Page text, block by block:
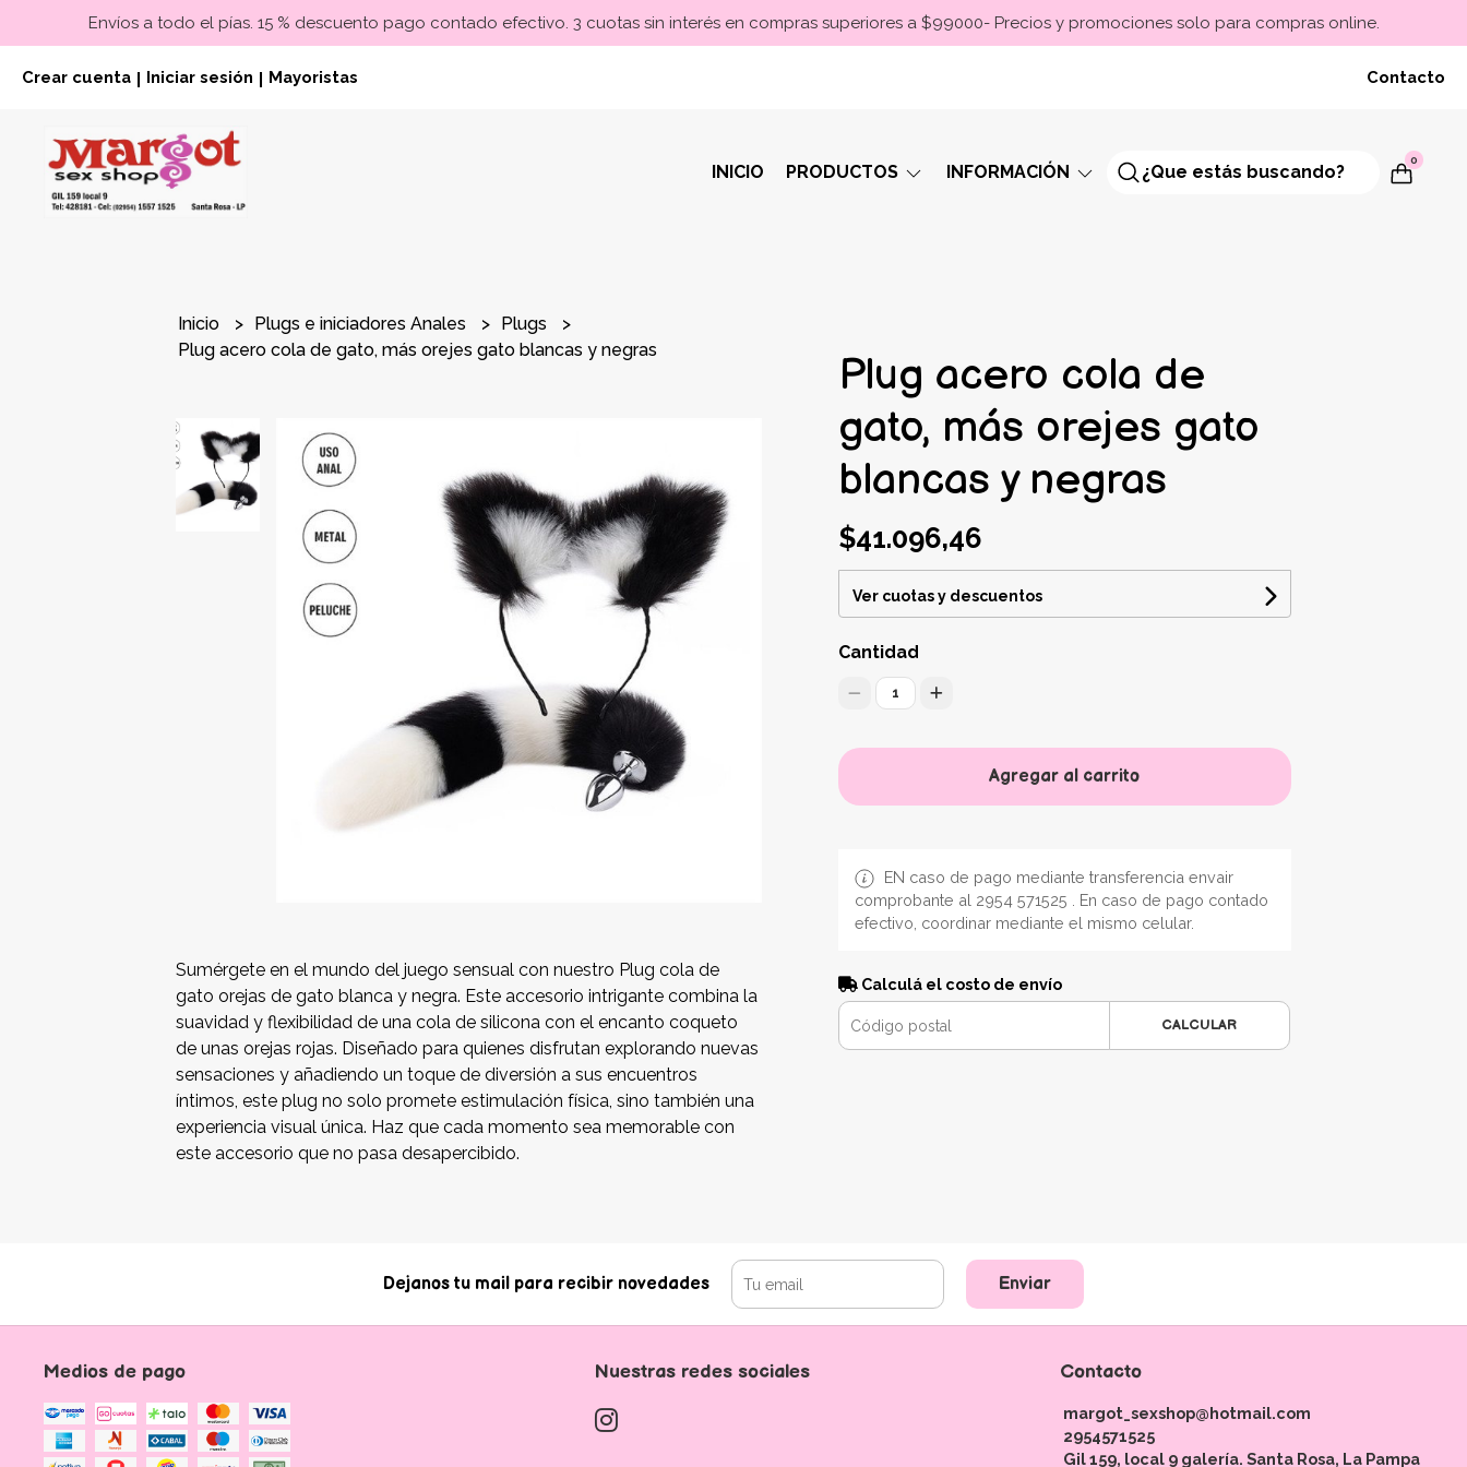
Envíos a todo el pías. 15 % descuento pago contado efectivo. 3 cuotas sin interés en compras superiores a $99000- Precios y promociones solo para compras online.
Crear cuenta Iniciar sesión Mayoristas Contacto
INICIO PRODUCTOS INFORMACIÓN
0
Inicio Plugs e iniciadores Anales
Plugs
Plug acero cola de gato, más orejes gato blancas y negras
Sumérgete en el mundo del juego sensual con nuestro Plug cola de
gato orejas de gato blanca y negra. Este accesorio intrigante combina la
suavidad y flexibilidad de una cola de silicona con el encanto coqueto
de unas orejas rojas. Diseñado para quienes disfrutan explorando nuevas
sensaciones y añadiendo un toque de diversión a sus encuentros
íntimos, este plug no solo promete estimulación física, sino también una
experiencia visual única. Haz que cada momento sea memorable con
este accesorio que no pasa desapercibido.
Plug acero cola de
gato, más orejes gato
blancas y negras
$41.096,46
Ver cuotas y descuentos
Cantidad
1
Agregar al carrito
EN caso de pago mediante transferencia envair
comprobante al 2954 571525 . En caso de pago contado
efectivo, coordinar mediante el mismo celular.
Calculá el costo de envío
CALCULAR
Dejanos tu mail para recibir novedades Enviar
Medios de pago Nuestras redes sociales Contacto
margot_sexshop@hotmail.com
2954571525
Gil 159, local 9 galería. Santa Rosa, La Pampa